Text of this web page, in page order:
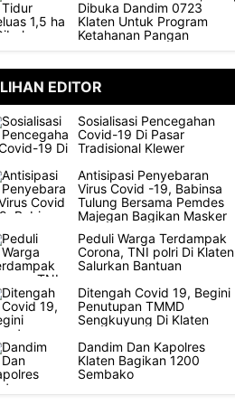
Dibuka Dandim 0723
Klaten Untuk Program
Ketahanan Pangan
EDITOR
Sosialisasi Pencegahan
Covid-19 Di Pasar
Tradisional Klewer
Antisipasi Penyebaran
Virus Covid -19, Babinsa
Tulung Bersama Pemdes
Majegan Bagikan Masker
Peduli Warga Terdampak
Corona, TNI polri Di Klaten
Salurkan Bantuan
Ditengah Covid 19, Begini
Penutupan TMMD
Sengkuyung Di Klaten
Dandim Dan Kapolres
Klaten Bagikan 1200
Sembako